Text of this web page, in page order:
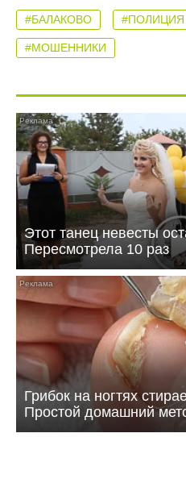
#БАЛАКОВО #ПОЛИЦИЯ
#МОШЕННИКИ
Этот танец невесты
Пересмотрела 10 раз
Грибок на ногтях
Простой домашний